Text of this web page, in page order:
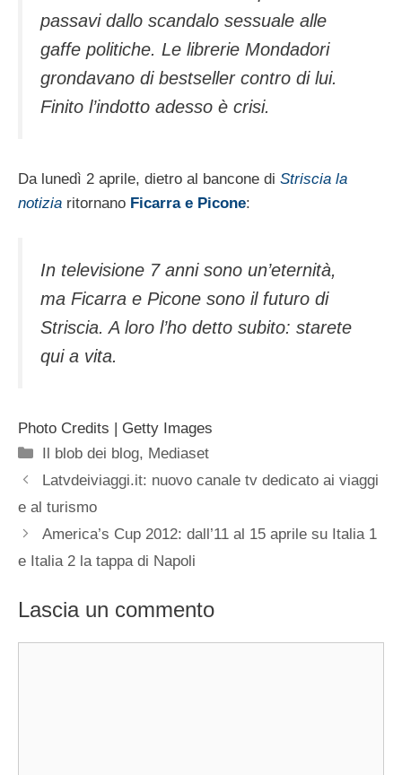
passavi dallo scandalo sessuale alle
gaffe politiche. Le librerie Mondadori
grondavano di bestseller contro di lui.
Finito l’indotto adesso è crisi.
Da lunedì 2 aprile, dietro al bancone di Striscia la
notizia ritornano Ficarra e Picone:
In televisione 7 anni sono un’eternità,
ma Ficarra e Picone sono il futuro di
Striscia. A loro l’ho detto subito: starete
qui a vita.
Photo Credits | Getty Images
Categorie
Il blob dei blog, Mediaset
Latvdeiviaggi.it: nuovo canale tv dedicato ai viaggi
e al turismo
America’s Cup 2012: dall’11 al 15 aprile su Italia 1
e Italia 2 la tappa di Napoli
Lascia un commento